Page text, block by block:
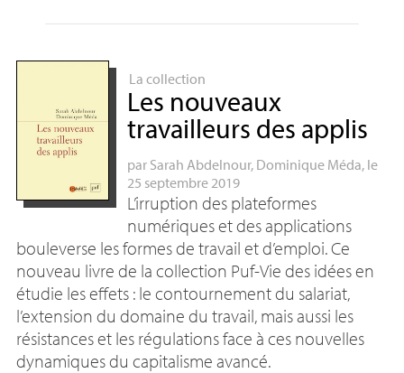
La collection
Les nouveaux
travailleurs des applis
par Sarah Abdelnour, Dominique Méda, le
25 septembre 2019
L’irruption des plateformes
numériques et des applications
bouleverse les formes de travail et d’emploi. Ce
nouveau livre de la collection Puf-Vie des idées en
étudie les effets : le contournement du salariat,
l’extension du domaine du travail, mais aussi les
résistances et les régulations face à ces nouvelles
dynamiques du capitalisme avancé.